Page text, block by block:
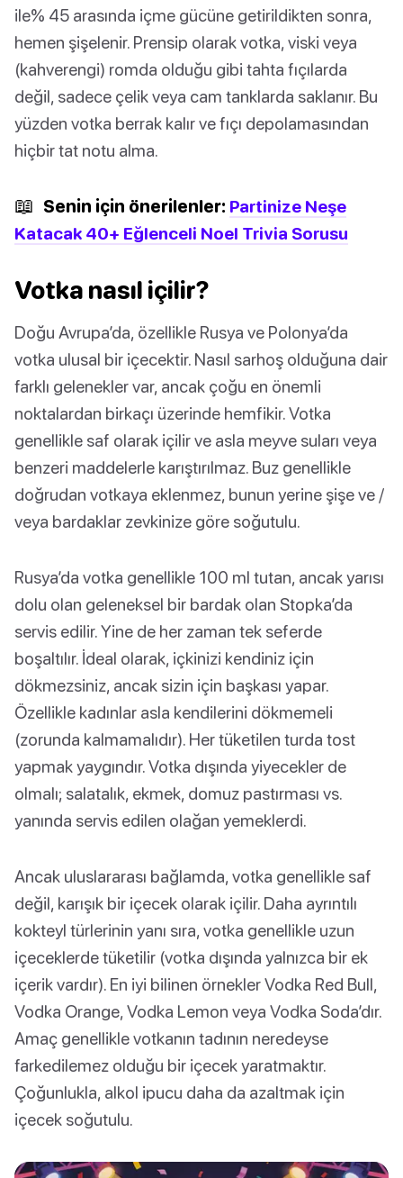
ile% 45 arasında içme gücüne getirildikten sonra,
hemen şişelenir. Prensip olarak votka, viski veya
(kahverengi) romda olduğu gibi tahta fıçılarda
değil, sadece çelik veya cam tanklarda saklanır. Bu
yüzden votka berrak kalır ve fıçı depolamasından
hiçbir tat notu alma.
📖 Senin için önerilenler: Partinize Neşe
Katacak 40+ Eğlenceli Noel Trivia Sorusu
Votka nasıl içilir?
Doğu Avrupa’da, özellikle Rusya ve Polonya’da
votka ulusal bir içecektir. Nasıl sarhoş olduğuna dair
farklı gelenekler var, ancak çoğu en önemli
noktalardan birkaçı üzerinde hemfikir. Votka
genellikle saf olarak içilir ve asla meyve suları veya
benzeri maddelerle karıştırılmaz. Buz genellikle
doğrudan votkaya eklenmez, bunun yerine şişe ve /
veya bardaklar zevkinize göre soğutulu.
Rusya’da votka genellikle 100 ml tutan, ancak yarısı
dolu olan geleneksel bir bardak olan Stopka’da
servis edilir. Yine de her zaman tek seferde
boşaltılır. İdeal olarak, içkinizi kendiniz için
dökmezsiniz, ancak sizin için başkası yapar.
Özellikle kadınlar asla kendilerini dökmemeli
(zorunda kalmamalıdır). Her tüketilen turda tost
yapmak yaygındır. Votka dışında yiyecekler de
olmalı; salatalık, ekmek, domuz pastırması vs.
yanında servis edilen olağan yemeklerdi.
Ancak uluslararası bağlamda, votka genellikle saf
değil, karışık bir içecek olarak içilir. Daha ayrıntılı
kokteyl türlerinin yanı sıra, votka genellikle uzun
içeceklerde tüketilir (votka dışında yalnızca bir ek
içerik vardır). En iyi bilinen örnekler Vodka Red Bull,
Vodka Orange, Vodka Lemon veya Vodka Soda’dır.
Amaç genellikle votkanın tadının neredeyse
farkedilemez olduğu bir içecek yaratmaktır.
Çoğunlukla, alkol ipucu daha da azaltmak için
içecek soğutulu.